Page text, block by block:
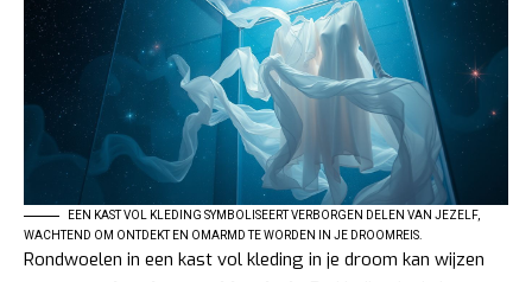
EEN KAST VOL KLEDING SYMBOLISEERT VERBORGEN DELEN VAN JEZELF,
WACHTEND OM ONTDEKT EN OMARMD TE WORDEN IN JE DROOMREIS.
Rondwoelen in een kast vol kleding in je droom kan wijzen